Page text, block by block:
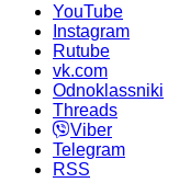
YouTube
Instagram
Rutube
vk.com
Odnoklassniki
Threads
Viber
Telegram
RSS